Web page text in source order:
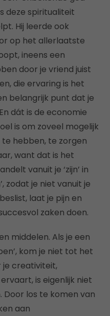
deze spiritualiteit
Hij leerde ook
op het allerlaatste
ineens een
door je vriend juist
die ervaring is het
belangrijk punt dat je
dát is de economie
is om zoveel mogelijk
hebben, te zorgen
want dat is het
vanuit je ‘zijn’ in
zodat je niet vanuit je
laat je pijn en
zaken doen.
middelen. Als je een
kom je niet tot het
je creativiteit,
is eigenlijk niet
los te komen van
aan